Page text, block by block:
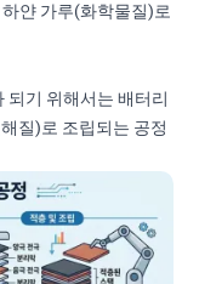
얀 가루(화학물질)로
되기 위해서는 배터리
질)로 조립되는 공정